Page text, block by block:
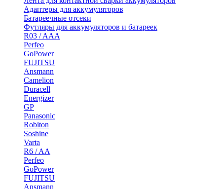
Адаптеры для аккумуляторов
Батареечные отсеки
Футляры для аккумуляторов и батареек
R03 / AAA
Perfeo
GoPower
FUJITSU
Ansmann
Camelion
Duracell
Energizer
GP
Panasonic
Robiton
Soshine
Varta
R6 / AA
Perfeo
GoPower
FUJITSU
Ansmann